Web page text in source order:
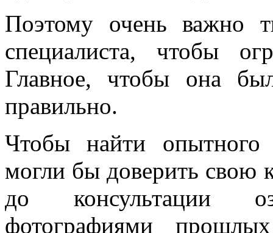
Поэтому очень важно
специалиста, чтобы
Главное, чтобы она
правильно.
Чтобы найти опытного
могли бы доверить свою
до консультации
фотографиями